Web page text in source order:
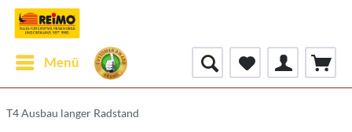
Menü
T4 Ausbau langer Radstand